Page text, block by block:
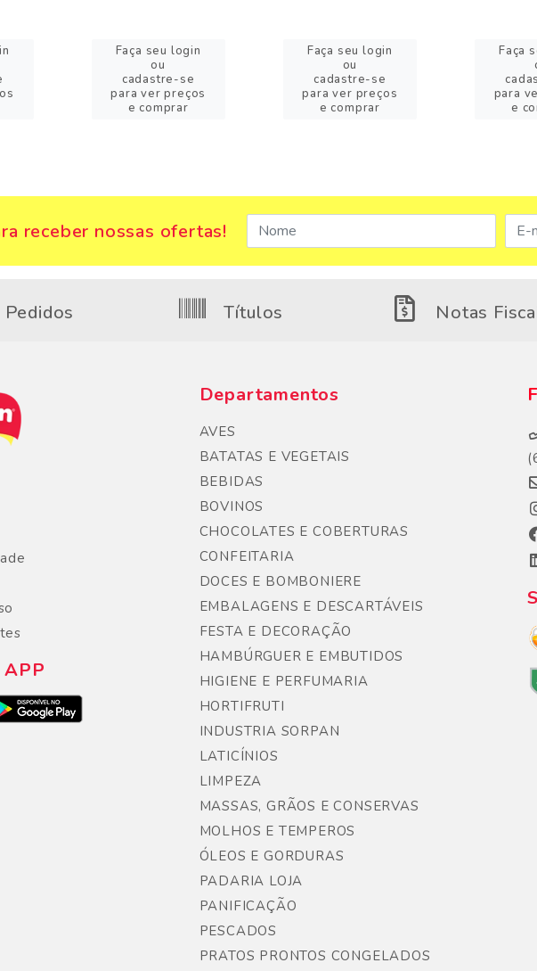
Faça seu login
ou
cadastre-se
para ver preços
e comprar
Faça seu login
ou
cadastre-se
para ver preços
e comprar
Faça
para
e
receber nossas ofertas!
Pedidos Títulos Notas
Departamentos
AVES
BATATAS E VEGETAIS
BEBIDAS
BOVINOS
CHOCOLATES E COBERTURAS
CONFEITARIA
DOCES E BOMBONIERE
EMBALAGENS E DESCARTÁVEIS
FESTA E DECORAÇÃO
HAMBÚRGUER E EMBUTIDOS
HIGIENE E PERFUMARIA
HORTIFRUTI
INDUSTRIA SORPAN
LATICÍNIOS
LIMPEZA
MASSAS, GRÃOS E CONSERVAS
MOLHOS E TEMPEROS
ÓLEOS E GORDURAS
PADARIA LOJA
PANIFICAÇÃO
PESCADOS
PRATOS PRONTOS CONGELADOS